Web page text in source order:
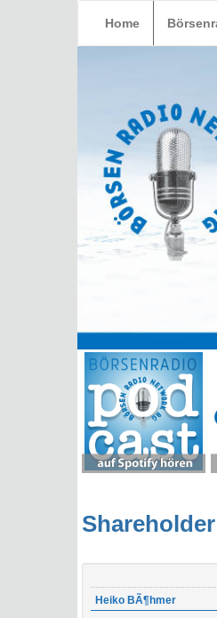
Home
Heiko BÃ¶hmer